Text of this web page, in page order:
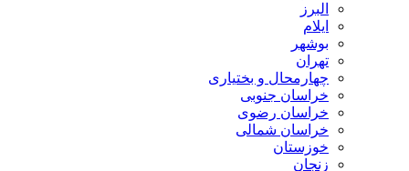
البرز
ایلام
بوشهر
تهران
چهارمحال و بختیاری
خراسان جنوبی
خراسان رضوی
خراسان شمالی
خوزستان
زنجان